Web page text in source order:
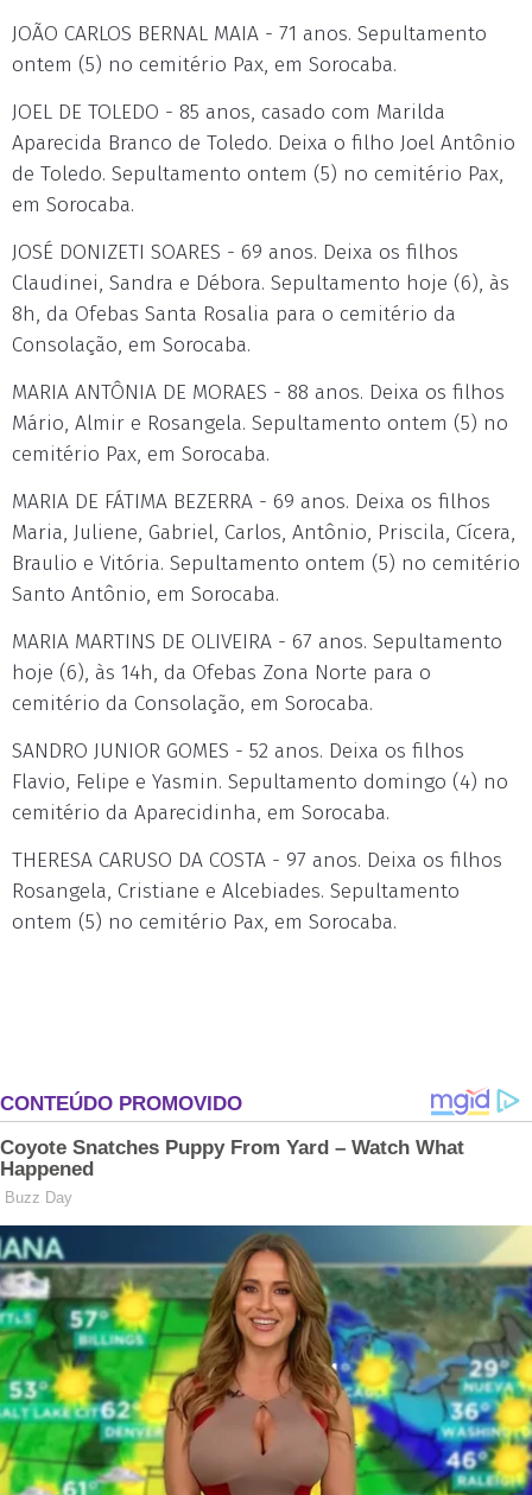
JOÃO CARLOS BERNAL MAIA - 71 anos. Sepultamento
ontem (5) no cemitério Pax, em Sorocaba.
JOEL DE TOLEDO - 85 anos, casado com Marilda
Aparecida Branco de Toledo. Deixa o filho Joel Antônio
de Toledo. Sepultamento ontem (5) no cemitério Pax,
em Sorocaba.
JOSÉ DONIZETI SOARES - 69 anos. Deixa os filhos
Claudinei, Sandra e Débora. Sepultamento hoje (6), às
8h, da Ofebas Santa Rosalia para o cemitério da
Consolação, em Sorocaba.
MARIA ANTÔNIA DE MORAES - 88 anos. Deixa os filhos
Mário, Almir e Rosangela. Sepultamento ontem (5) no
cemitério Pax, em Sorocaba.
MARIA DE FÁTIMA BEZERRA - 69 anos. Deixa os filhos
Maria, Juliene, Gabriel, Carlos, Antônio, Priscila, Cícera,
Braulio e Vitória. Sepultamento ontem (5) no cemitério
Santo Antônio, em Sorocaba.
MARIA MARTINS DE OLIVEIRA - 67 anos. Sepultamento
hoje (6), às 14h, da Ofebas Zona Norte para o
cemitério da Consolação, em Sorocaba.
SANDRO JUNIOR GOMES - 52 anos. Deixa os filhos
Flavio, Felipe e Yasmin. Sepultamento domingo (4) no
cemitério da Aparecidinha, em Sorocaba.
THERESA CARUSO DA COSTA - 97 anos. Deixa os filhos
Rosangela, Cristiane e Alcebiades. Sepultamento
ontem (5) no cemitério Pax, em Sorocaba.